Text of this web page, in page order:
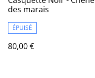
des marais
ÉPUISÉ
80,00 €